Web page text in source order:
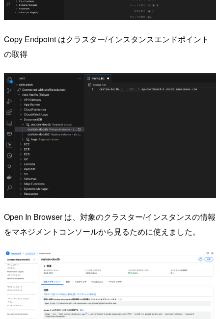
Copy Endpoint はクラスター/インスタンスエンドポイント
の取得
Open In Browser は、対象のクラスター/インスタンスの情報
をマネジメントコンソールから見るために使えました。